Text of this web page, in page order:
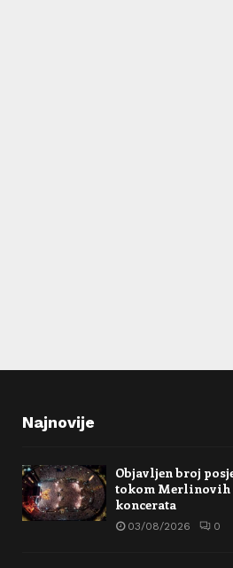
Najnovije
Objavljen broj
tokom Merlinovih
koncerata
03/08/2026 0